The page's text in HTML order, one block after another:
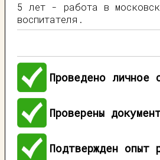
5 лет - работа в
воспитателя.
Проведено личное
Проверены
Подтвержден опыт